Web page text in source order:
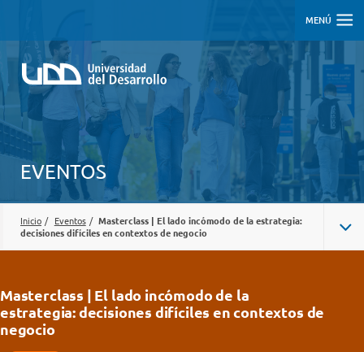
MENÚ
EVENTOS
Inicio / Eventos / Masterclass | El lado incómodo de la estrategia:
decisiones difíciles en contextos de negocio
Masterclass | El lado incómodo de la
estrategia: decisiones difíciles en contextos de
negocio